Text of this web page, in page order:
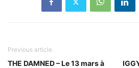
Previous article
THE DAMNED – Le 13 mars à